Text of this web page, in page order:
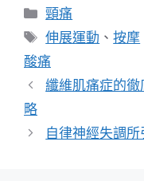
分
類
頸痛
標
籤
伸展運動 、按摩
酸痛
纖維肌痛症的
略
自律神經失調